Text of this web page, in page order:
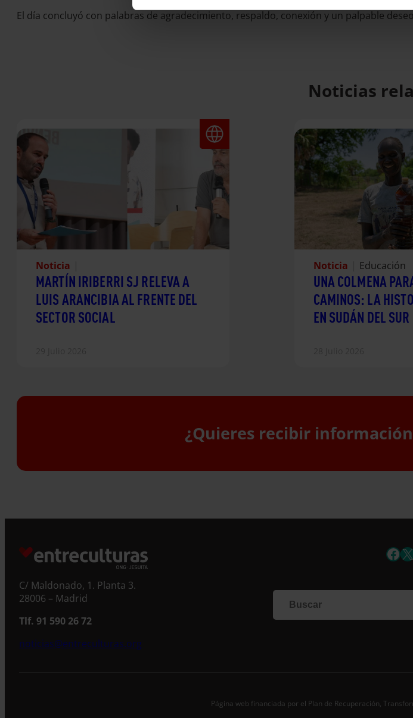
El día concluyó con palabras de agradecimiento, respaldo, conexión y un palpable
Noticias
Noticia
MARTÍN IRIBERRI SJ RELEVA A
LUIS ARANCIBIA AL FRENTE DEL
SECTOR SOCIAL
Noticia Educación
UNA COLMENA
CAMINOS: LA
EN SUDÁN DEL SUR
¿Quieres recibir
C/ Maldonado, 1. Planta 3.
28006 – Madrid
Tlf. 91 590 26 72
noticias@entreculturas.org
X
Página web financiada por el Plan de Recuperación,